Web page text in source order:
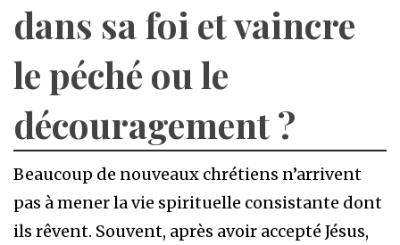
dans sa foi et vaincre
le péché ou le
découragement ?
Beaucoup de nouveaux chrétiens n’arrivent
pas à mener la vie spirituelle consistante dont
ils rêvent. Souvent, après avoir accepté Jésus,